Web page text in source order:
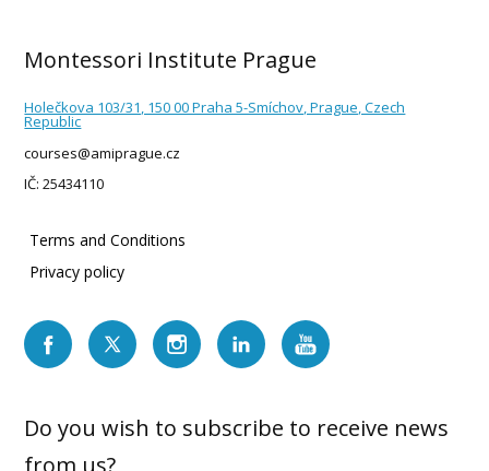
Montessori Institute Prague
Holečkova 103/31, 150 00 Praha 5-Smíchov, Prague, Czech
Republic
courses@amiprague.cz
IČ: 25434110
Terms and Conditions
Privacy policy
Do you wish to subscribe to receive news